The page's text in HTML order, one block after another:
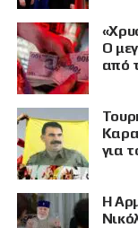
Ο
από
για
Η